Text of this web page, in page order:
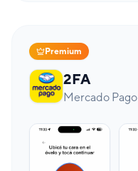
Premium
2FA
Mercado Pago